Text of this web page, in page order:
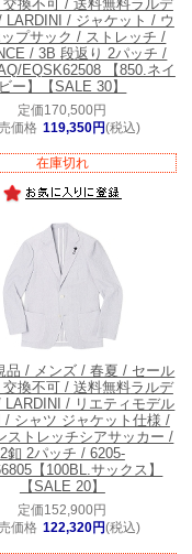
換不可 / 送料無料ラルデ
LARDINI / ジャケット / ウ
プサック / ストレッチ /
/ 3B 段返り 2パッチ /
EQSK62508 【850.ネイ
ビー】【SALE 30】
定価170,500円
価格 119,350円(税込)
在庫切れ
品 / メンズ / 春夏 / セール
換不可 / 送料無料ラルデ
LARDINI / リエティモデル
/ シャツ ジャケット仕様 /
ストレッチシアサッカー /
2釦 2パッチ / 6205-
【100BL.サックス】
【SALE 20】
定価152,900円
価格 122,320円(税込)